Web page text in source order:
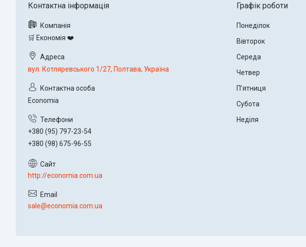
🛒 Економія ❤️
вул. Котляревського 1/27, Полтава, Україна
Economia
+380 (95) 797-23-54
+380 (98) 675-96-55
http://economia.com.ua
sale@economia.com.ua
Графік роботи
Понеділок
Вівторок
Середа
Четвер
Пʼятниця
Субота
Неділя